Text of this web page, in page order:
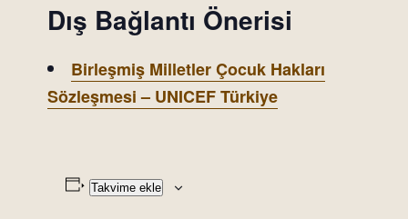
Dış Bağlantı Önerisi
Birleşmiş Milletler Çocuk Hakları
Sözleşmesi – UNICEF Türkiye
Takvime ekle